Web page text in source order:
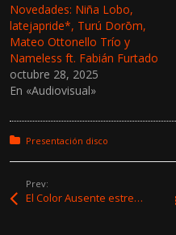
Novedades: Niña Lobo,
latejapride*, Turú Dorōm,
Mateo Ottonello Trío y
Nameless ft. Fabián Furtado
octubre 28, 2025
En «Audiovisual»
Posted in:
Presentación disco
Prev:
El Color Ausente estrenó videoclip y homenajea a Tundra Bar